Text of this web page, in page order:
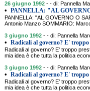
26 giugno 1992 - - di: Pannella
• PANNELLA: "AL
PANNELLA: "AL GOVERNO O
Antonio Manzo SOMMARIO:
3 giugno 1992 - - di: Pannella
• Radicali al governo? E'
Radicali al governo? E' troppo
mia idea è che tutta la politica
3 giugno 1992 - - di: Pannella
• Radicali al governo? E'
Radicali al governo? E' troppo
mia idea è che tutta la politica